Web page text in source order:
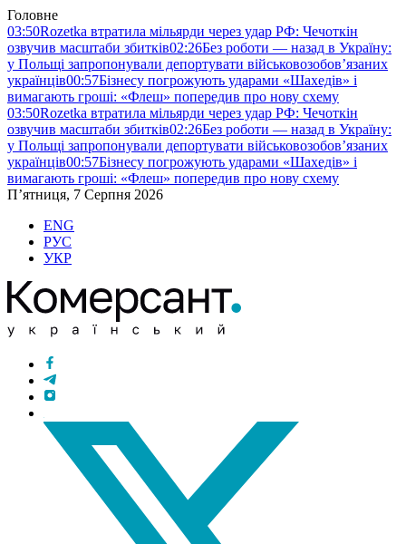
Головне
03:50Rozetka втратила мільярди через удар РФ: Чечоткін
озвучив масштаби збитків02:26Без роботи — назад в Україну:
у Польщі запропонували депортувати військовозобов’язаних
українців00:57Бізнесу погрожують ударами «Шахедів» і
вимагають гроші: «Флеш» попередив про нову схему
03:50Rozetka втратила мільярди через удар РФ: Чечоткін
озвучив масштаби збитків02:26Без роботи — назад в Україну:
у Польщі запропонували депортувати військовозобов’язаних
українців00:57Бізнесу погрожують ударами «Шахедів» і
вимагають гроші: «Флеш» попередив про нову схему
П’ятниця, 7 Серпня 2026
ENG
РУС
УКР